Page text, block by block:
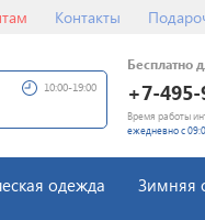
Контакты
10:00-19:00
Бесплатно
+7-
Время работы
ежедневно с
одежда Зимняя